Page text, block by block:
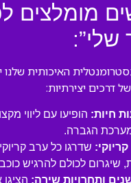
מומלצים
שלי”:
האיכותית
דרכים יצירתיות:
חיות: הופיעו עם ליווי
הגברה.
שדרגו כל ערב
שיגרום לכולם להרגיש
ותחרויות שירה: הציגו